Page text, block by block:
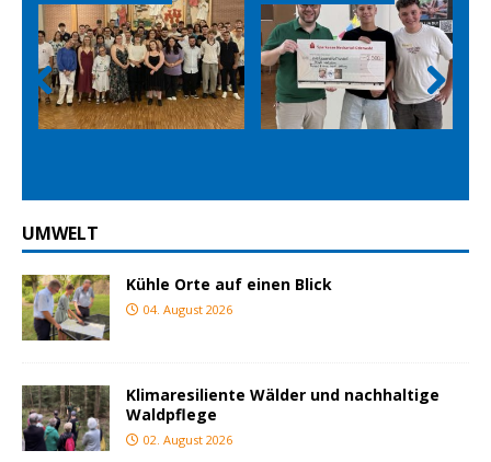
Prev
ious
Nex
t
UMWELT
Kühle Orte auf einen Blick
04. August 2026
Klimaresiliente Wälder und nachhaltige
Waldpflege
02. August 2026